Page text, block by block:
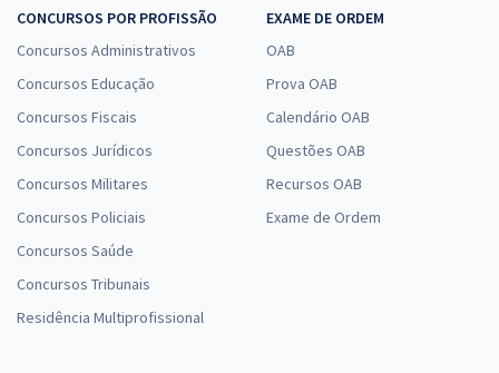
CONCURSOS POR PROFISSÃO
Concursos Administrativos
Concursos Educação
Concursos Fiscais
Concursos Jurídicos
Concursos Militares
Concursos Policiais
Concursos Saúde
Concursos Tribunais
Residência Multiprofissional
EXAME DE ORDEM
OAB
Prova OAB
Calendário OAB
Questões OAB
Recursos OAB
Exame de Ordem